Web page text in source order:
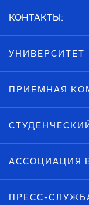
КОНТАКТЫ:
УНИВЕРСИТЕТ
ПРИЕМНАЯ
АССОЦИАЦИЯ
ПРЕСС-